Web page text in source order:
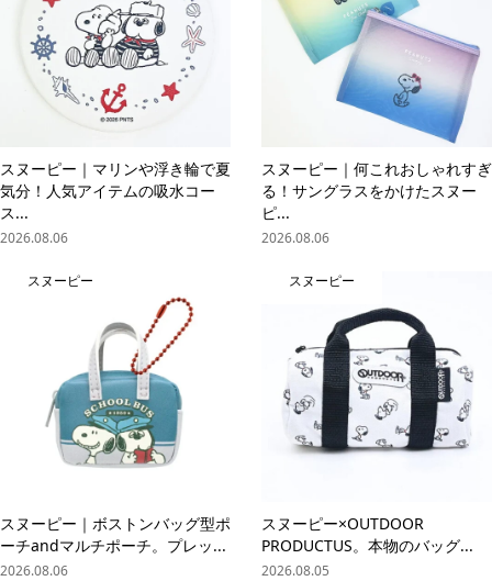
スヌーピー｜マリンや浮き輪で夏
気分！人気アイテムの吸水コー
ス...
2026.08.06
スヌーピー｜何これおしゃれすぎ
る！サングラスをかけたスヌー
ピ...
2026.08.06
スヌーピー
スヌーピー｜ボストンバッグ型ポ
ーチandマルチポーチ。プレッ...
2026.08.06
スヌーピー
スヌーピー×OUTDOOR
PRODUCTUS。本物のバッグ...
2026.08.05